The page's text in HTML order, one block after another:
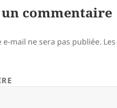
commentaire
e-mail ne sera pas publiée.